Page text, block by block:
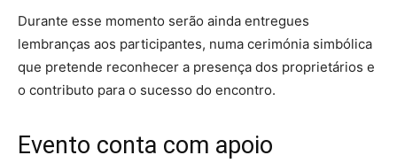
Durante esse momento serão ainda entregues
lembranças aos participantes, numa cerimónia simbólica
que pretende reconhecer a presença dos proprietários e
o contributo para o sucesso do encontro.
Evento conta com apoio